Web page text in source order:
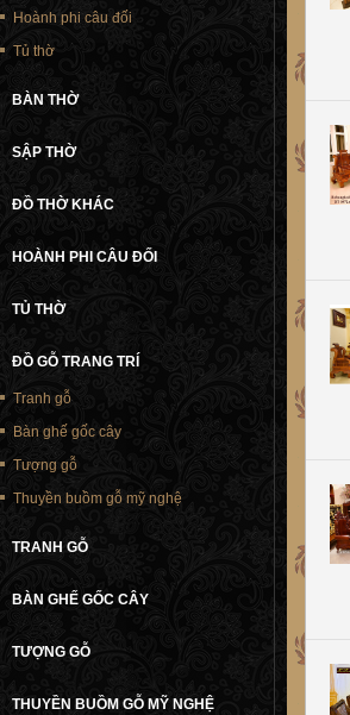
Hoành phi câu đối
Tủ thờ
BÀN THỜ
SẬP THỜ
ĐỒ THỜ KHÁC
HOÀNH PHI CÂU ĐỐI
TỦ THỜ
ĐỒ GỖ TRANG TRÍ
Tranh gỗ
Bàn ghế gốc cây
Tượng gỗ
Thuyền buồm gỗ mỹ nghệ
TRANH GỖ
BÀN GHẾ GỐC CÂY
TƯỢNG GỖ
THUYỀN BUỒM GỖ MỸ NGHỆ